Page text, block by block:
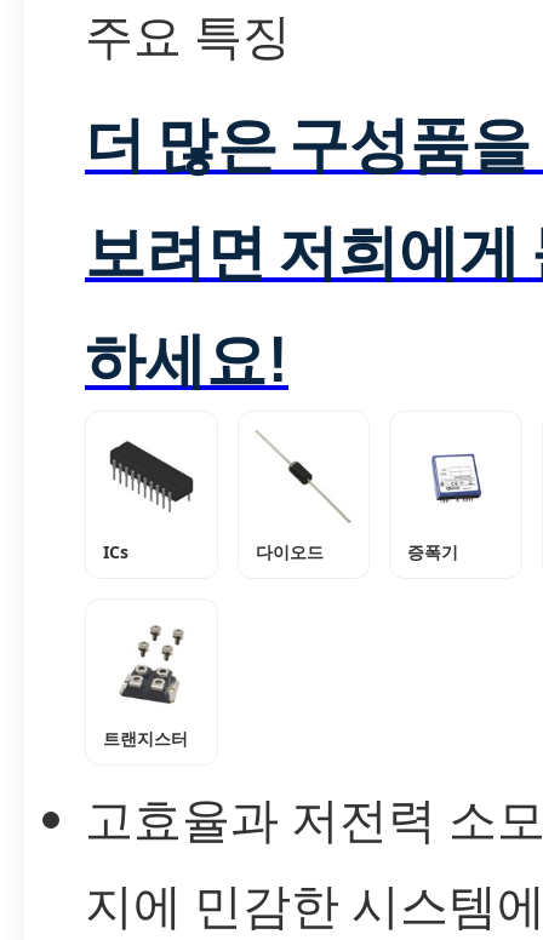
주요 특징
더 많은 구성품
보려면 저희에게
하세요!
ICs 다이오드 증폭기
트랜지스터
고효율과 저전력 소
지에 민감한 시스템